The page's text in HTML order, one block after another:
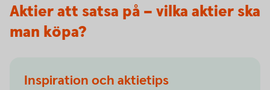
Aktier att satsa på – vilka aktier ska
man köpa?
Inspiration och aktietips